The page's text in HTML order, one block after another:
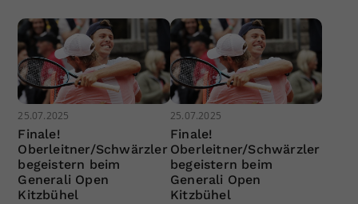
25.07.2025
Finale!
Oberleitner/Schwärzler
begeistern beim
Generali Open
Kitzbühel
25.07.2025
Finale!
Oberleitner/Schwärzler
begeistern beim
Generali Open
Kitzbühel